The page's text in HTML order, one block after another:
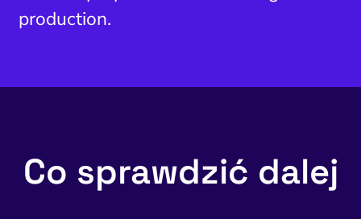
production.
Co sprawdzić dalej